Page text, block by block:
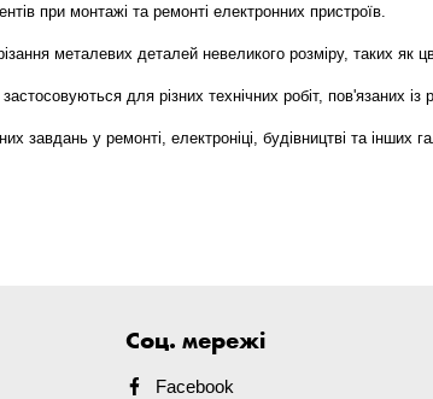
при монтажі та ремонті електронних пристроїв.
металевих деталей невеликого розміру, таких як
для різних технічних робіт, пов'язаних із
завдань у ремонті, електроніці, будівництві та
Соц. мережі
Facebook